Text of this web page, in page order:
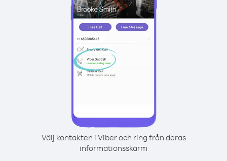
Välj kontakten i Viber och ring från deras
informationsskärm